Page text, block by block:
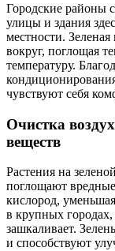
Городские районы
улицы и здания
местности.
вокруг, поглощая
температуру.
чувствуют себя
Очистка
веществ
Растения на
поглощают
кислород,
в крупных городах,
зашкаливает.
и способствуют